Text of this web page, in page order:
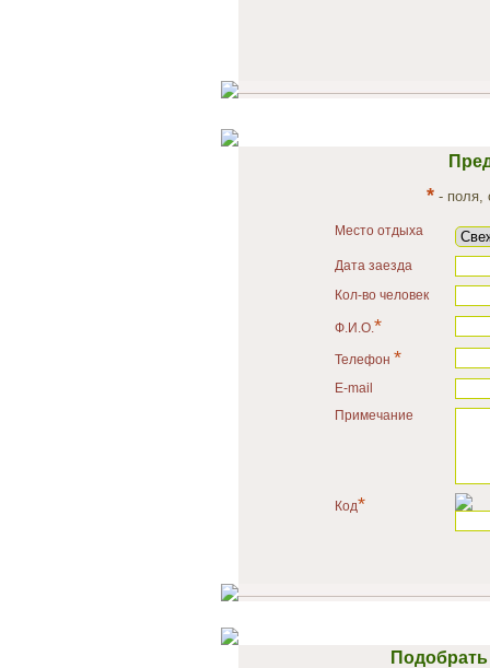
* - поля,
Место отдыха
Дата заезда
Кол-во человек
Ф.И.О.*
Телефон *
E-mail
Примечание
Код*